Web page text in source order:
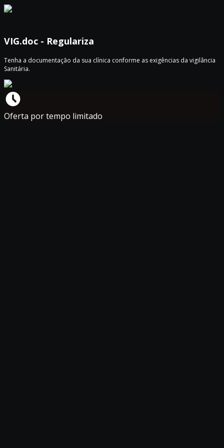
VIG.doc - Regulariza
Tenha a documentação da sua clínica conforme as exigências da vigilância
Sanitária.
Oferta por tempo limitado